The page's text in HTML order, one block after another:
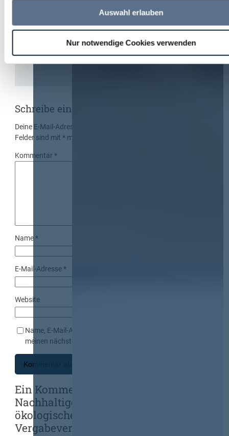
Auswahl erlauben
Nur notwendige Cookies verwenden
Der Jahreskongress für öffentliches
Beschaffungswesen und Vergaberecht
Schreibe einen Kommentar
Deine E-Mail-Adresse wird nicht veröffentlicht.
Felder sind mit* markiert
Kommentar*
Name*
E-Mail-Adresse*
Website
Name, E-Mail-Adresse und Website in diesem Browser für
meinen nächsten Kommentar speichern.
Ein Kommentar zu „Neue Serie:
Nachhaltige Beschaffung – soziale und
ökologische Kriterien im
Vergabeverfahren“